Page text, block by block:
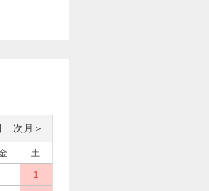
次月＞
土
1